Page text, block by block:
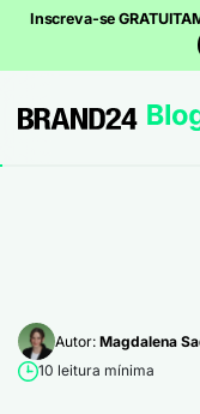
Inscreva-se
Autor: Magdalena
10 leitura mínima